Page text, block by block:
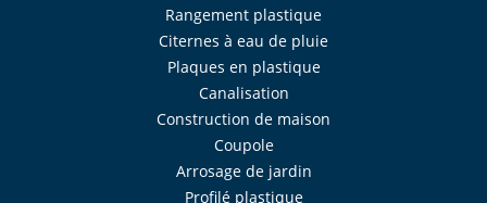
Rangement plastique
Citernes à eau de pluie
Plaques en plastique
Canalisation
Construction de maison
Coupole
Arrosage de jardin
Profilé plastique